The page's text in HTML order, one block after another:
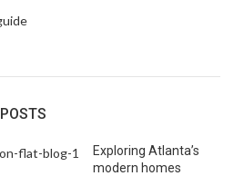
Exploring Atlanta’s
modern homes